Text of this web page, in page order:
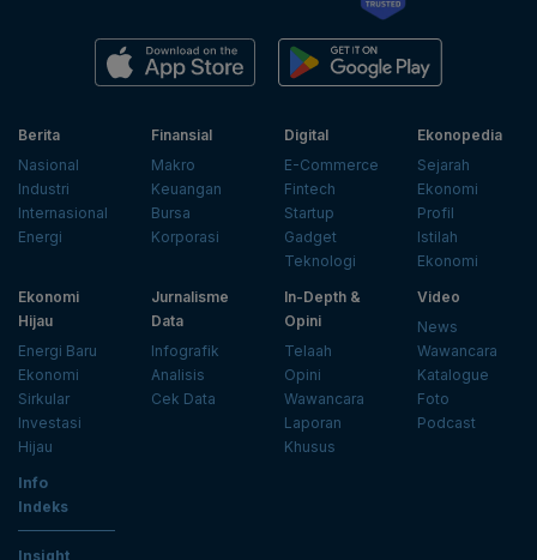
Berita
Nasional
Industri
Internasional
Energi
Finansial
Makro
Keuangan
Bursa
Korporasi
Digital
E-Commerce
Fintech
Startup
Gadget
Teknologi
Ekonopedia
Sejarah
Ekonomi
Profil
Istilah
Ekonomi
Ekonomi
Hijau
Energi Baru
Ekonomi
Sirkular
Investasi
Hijau
Jurnalisme
Data
Infografik
Analisis
Cek Data
In-Depth &
Opini
Telaah
Opini
Wawancara
Laporan
Khusus
Video
News
Wawancara
Katalogue
Foto
Podcast
Info
Indeks
Insight